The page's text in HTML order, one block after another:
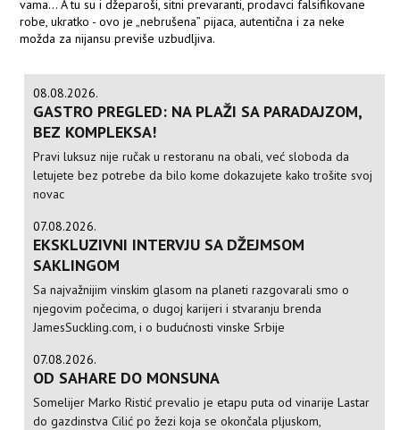
vama... A tu su i džeparoši, sitni prevaranti, prodavci falsifikovane
robe, ukratko - ovo je „nebrušena” pijaca, autentična i za neke
možda za nijansu previše uzbudljiva.
08.08.2026.
GASTRO PREGLED: NA PLAŽI SA PARADAJZOM,
BEZ KOMPLEKSA!
Pravi luksuz nije ručak u restoranu na obali, već sloboda da
letujete bez potrebe da bilo kome dokazujete kako trošite svoj
novac
07.08.2026.
EKSKLUZIVNI INTERVJU SA DŽEJMSOM
SAKLINGOM
Sa najvažnijim vinskim glasom na planeti razgovarali smo o
njegovim počecima, o dugoj karijeri i stvaranju brenda
JamesSuckling.com, i o budućnosti vinske Srbije
07.08.2026.
OD SAHARE DO MONSUNA
Somelijer Marko Ristić prevalio je etapu puta od vinarije Lastar
do gazdinstva Cilić po žezi koja se okončala pljuskom,